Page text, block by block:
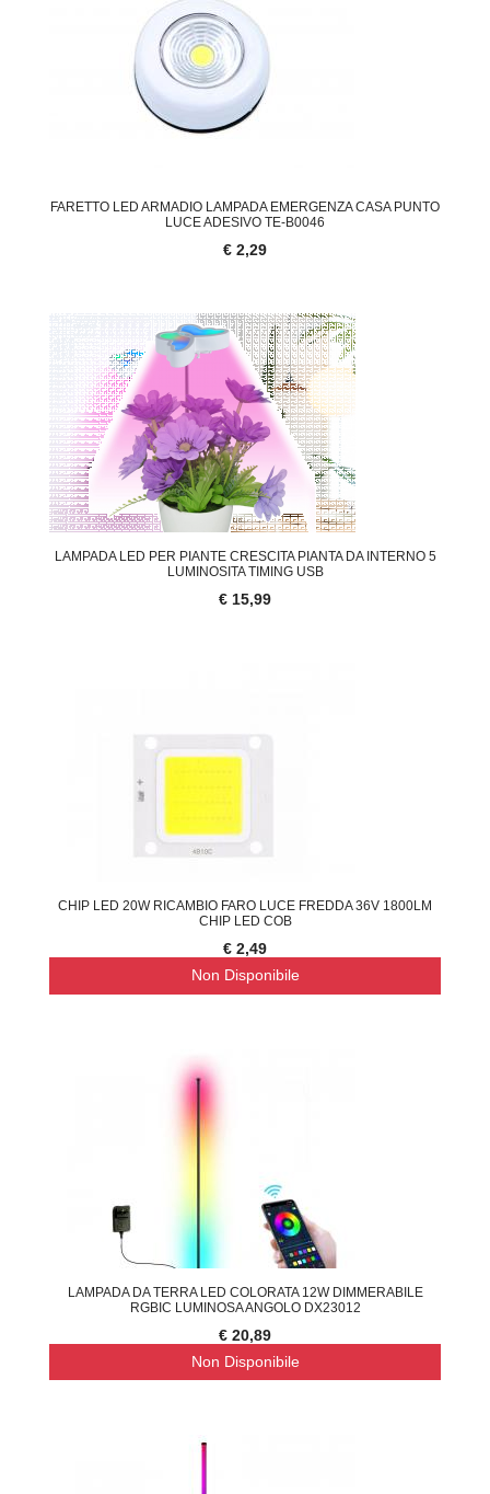
FARETTO LED ARMADIO LAMPADA EMERGENZA CASA PUNTO
LUCE ADESIVO TE-B0046
€ 2,29
LAMPADA LED PER PIANTE CRESCITA PIANTA DA INTERNO 5
LUMINOSITA TIMING USB
€ 15,99
CHIP LED 20W RICAMBIO FARO LUCE FREDDA 36V 1800LM
CHIP LED COB
€ 2,49
Non Disponibile
LAMPADA DA TERRA LED COLORATA 12W DIMMERABILE
RGBIC LUMINOSA ANGOLO DX23012
€ 20,89
Non Disponibile